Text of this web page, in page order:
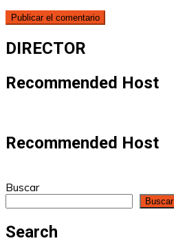
DIRECTOR
Recommended Host
Recommended Host
Buscar
Buscar
Search